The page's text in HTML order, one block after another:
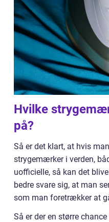
Hvilke
på?
Så er det klart, at hvis
strygemærker i verden,
uofficielle, så kan det
bedre svare sig, at man
som man foretrækker at
Så er der en større